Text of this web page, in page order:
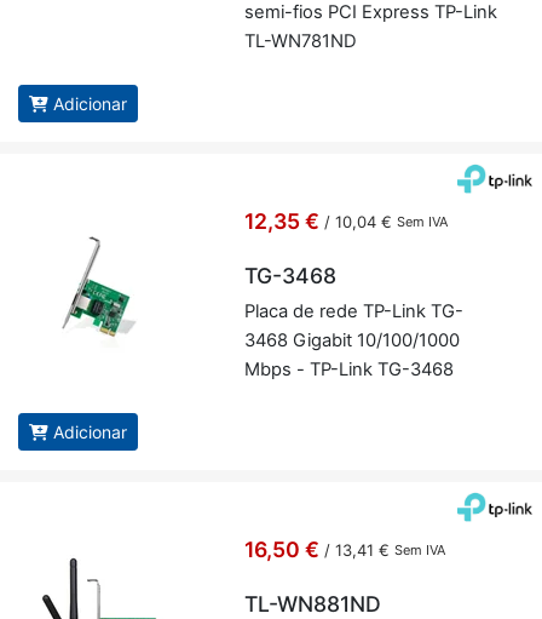
semi-fios PCI Ex­press TP-Link
TL-WN781ND
Adicionar
12,35 € / 10,04 € Sem IVA
TG-3468
Placa de rede TP-Link TG-
3468 Gi­gabit 10/100/1000
Mbps - TP-Link TG-3468
Adicionar
16,50 € / 13,41 € Sem IVA
TL-WN881ND